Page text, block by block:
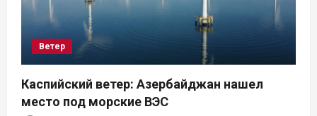
Ветер
Каспийский ветер: Азербайджан нашел
место под морские ВЭС